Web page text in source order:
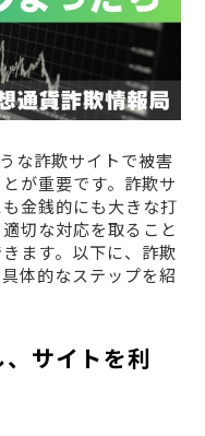
な詐欺サイトで被害
が重要です。詐欺サ
金銭的にも大きな打
切な対応を取ること
ます。以下に、詐欺
体的なステップを紹
サイトを利